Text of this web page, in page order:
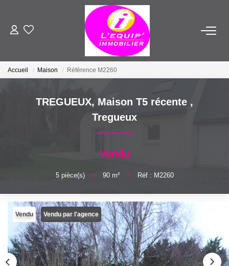
ACHETER
ESTIMER
FAIRE GÉRER
NOTRE AGENCE
Qui Sommes-Nous
Notre Équipe
Accueil Maison Référence M2260
TREGUEUX, Maison T5 récente ,
Tregueux
Vendu
5pièce(s) • 90m² • Réf : M2260
Vendu Vendu par l'agence